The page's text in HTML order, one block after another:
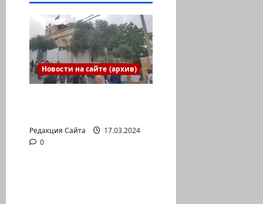
Новости на сайте (архив)
Редакция Сайта
17.03.2024
0Новости на сайте (архив)